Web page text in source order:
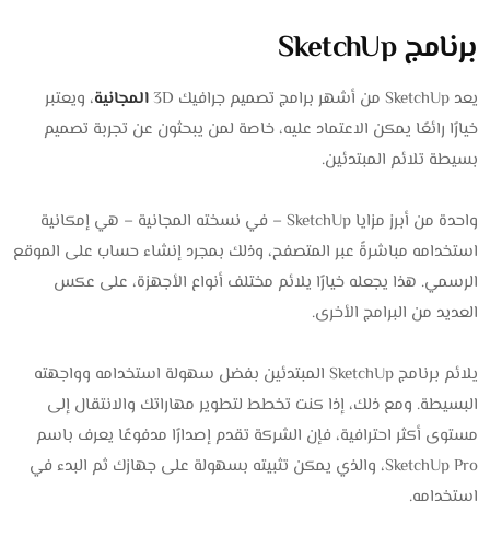
برنامج SketchUp
يعد SketchUp من أشهر برامج تصميم جرافيك 3D المجانية، ويعتبر
خيارًا رائعًا يمكن الاعتماد عليه، خاصة لمن يبحثون عن تجربة تصميم
بسيطة تلائم المبتدئين.
واحدة من أبرز مزايا SketchUp – في نسخته المجانية – هي إمكانية
استخدامه مباشرةً عبر المتصفح، وذلك بمجرد إنشاء حساب على الموقع
الرسمي. هذا يجعله خيارًا يلائم مختلف أنواع الأجهزة، على عكس
العديد من البرامج الأخرى.
يلائم برنامج SketchUp المبتدئين بفضل سهولة استخدامه وواجهته
البسيطة. ومع ذلك، إذا كنت تخطط لتطوير مهاراتك والانتقال إلى
مستوى أكثر احترافية، فإن الشركة تقدم إصدارًا مدفوعًا يعرف باسم
SketchUp Pro، والذي يمكن تثبيته بسهولة على جهازك ثم البدء في
استخدامه.